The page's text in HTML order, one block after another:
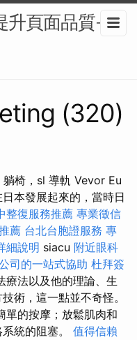
升頁面品質-數
(320)
椅，sl 導軌 Vevor Eu
本發展起來的，當時日
整復服務推薦 專業徵信
薦 台北台胞證服務 專
細說明 siacu 附近眼科
司的一站式協助 杜拜簽
療法以及他的理論、生
術，這一點並不奇怪。
單的按摩；放鬆肌肉和
統的阻塞。 值得信賴